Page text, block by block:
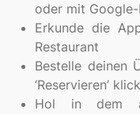
oder mit Google-
Erkunde die
Restaurant
Bestelle deinen
‘Reservieren’
Hol in dem